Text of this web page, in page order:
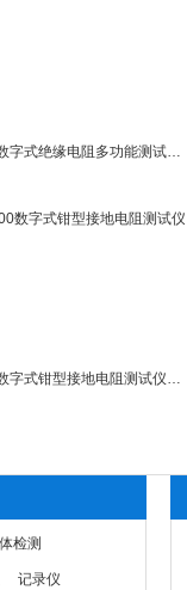
DY5101数字式绝缘电阻多功能测试仪DY-5101
DY1000数字式钳型接地电阻测试仪DY-1000
检测
记录仪